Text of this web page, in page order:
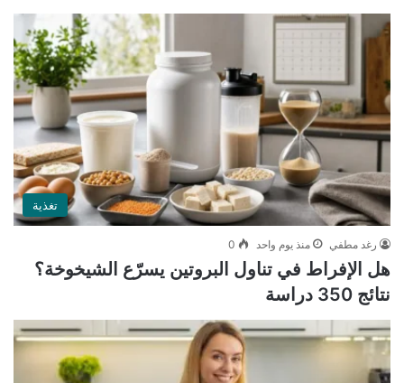
تغذية
رغد مطفي منذ يوم واحد 0
هل الإفراط في تناول البروتين يسرّع الشيخوخة؟
نتائج 350 دراسة